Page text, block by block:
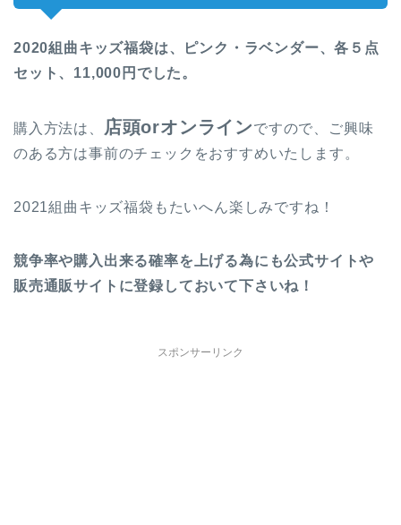
2020組曲キッズ福袋は、ピンク・ラベンダー、各５点
セット、11,000円でした。
購入方法は、 店頭orオンラインですので、ご興味
のある方は事前のチェックをおすすめいたします。
2021組曲キッズ福袋もたいへん楽しみですね！
競争率や購入出来る確率を上げる為にも公式サイトや
販売通販サイトに登録しておいて下さいね！
スポンサーリンク